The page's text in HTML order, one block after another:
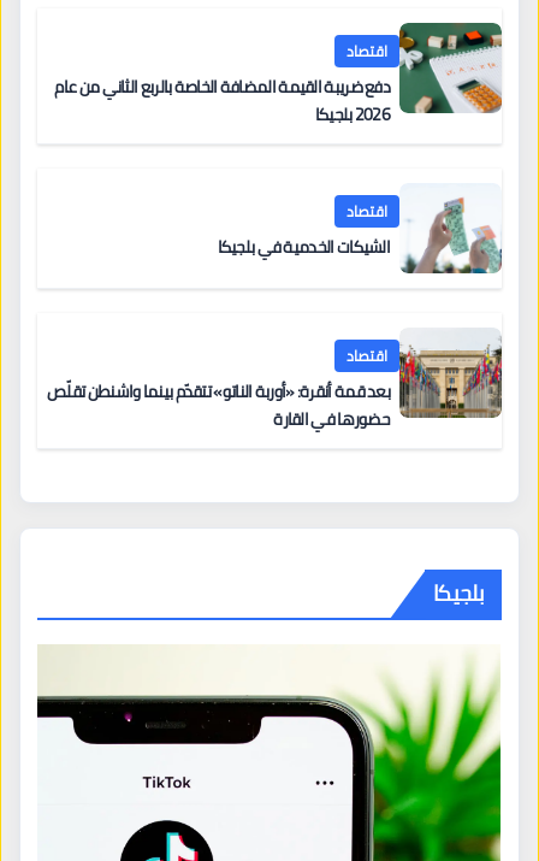
اقتصاد
دفع ضريبة القيمة المضافة الخاصة بالربع الثاني من عام
2026 بلجيكا
اقتصاد
الشيكات الخدمية في بلجيكا
اقتصاد
بعد قمة أنقرة: «أوربة الناتو» تتقدّم بينما واشنطن تقلّص
حضورها في القارة
بلجيكا